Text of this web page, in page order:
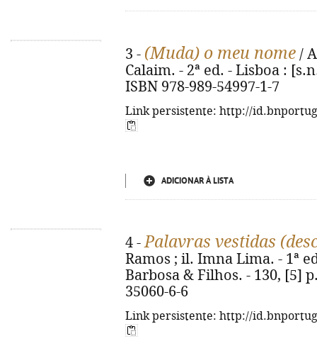
3 - (Muda) o meu nome /
Calaim. - 2ª ed. - Lisboa :
ISBN 978-989-54997-1-7
Link persistente: http://
ADICIONAR À LISTA
4 -Palavras vestidas
Ramos ; il. Imna Lima. - 1ª
Barbosa & Filhos. - 130, [5]
35060-6-6
Link persistente: http://